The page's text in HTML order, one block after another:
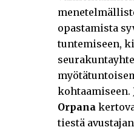
opastamista
tuntemiseen,
kohtaamiseen.
Orpana
tiestä